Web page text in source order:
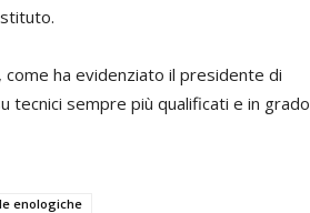
ha evidenziato il presidente di
tecnici sempre più qualificati e in grado
enologiche